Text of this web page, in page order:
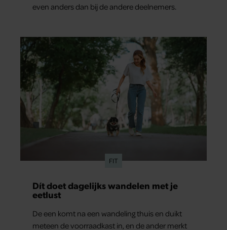
even anders dan bij de andere deelnemers.
FIT
Dít doet dagelijks wandelen met je
eetlust
De een komt na een wandeling thuis en duikt
meteen de voorraadkast in, en de ander merkt